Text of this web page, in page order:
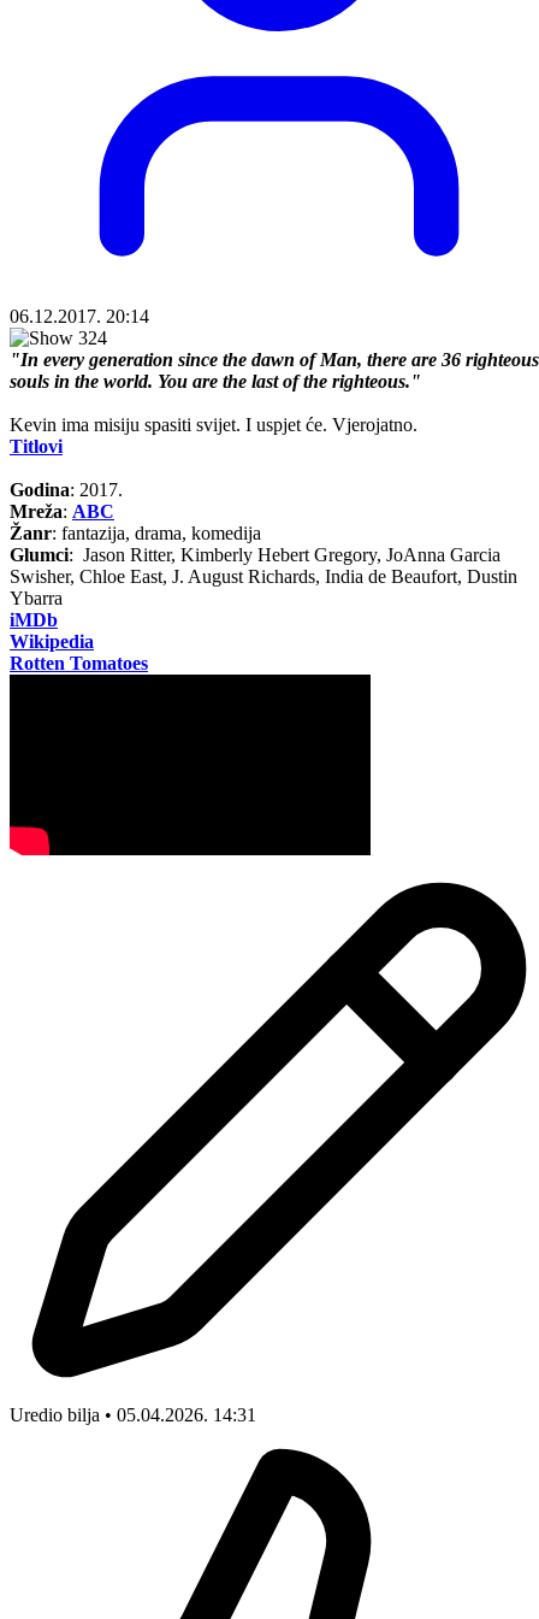
06.12.2017. 20:14
"In every generation since the dawn of Man, there are 36 righteous
souls in the world. You are the last of the righteous."
Kevin ima misiju spasiti svijet. I uspjet će. Vjerojatno.
Titlovi
Godina: 2017.
Mreža: ABC
Žanr: fantazija, drama, komedija
Glumci: Jason Ritter, Kimberly Hebert Gregory, JoAnna Garcia
Swisher, Chloe East, J. August Richards, India de Beaufort, Dustin
Ybarra
iMDb
Wikipedia
Rotten Tomatoes
Uredio bilja • 05.04.2026. 14:31